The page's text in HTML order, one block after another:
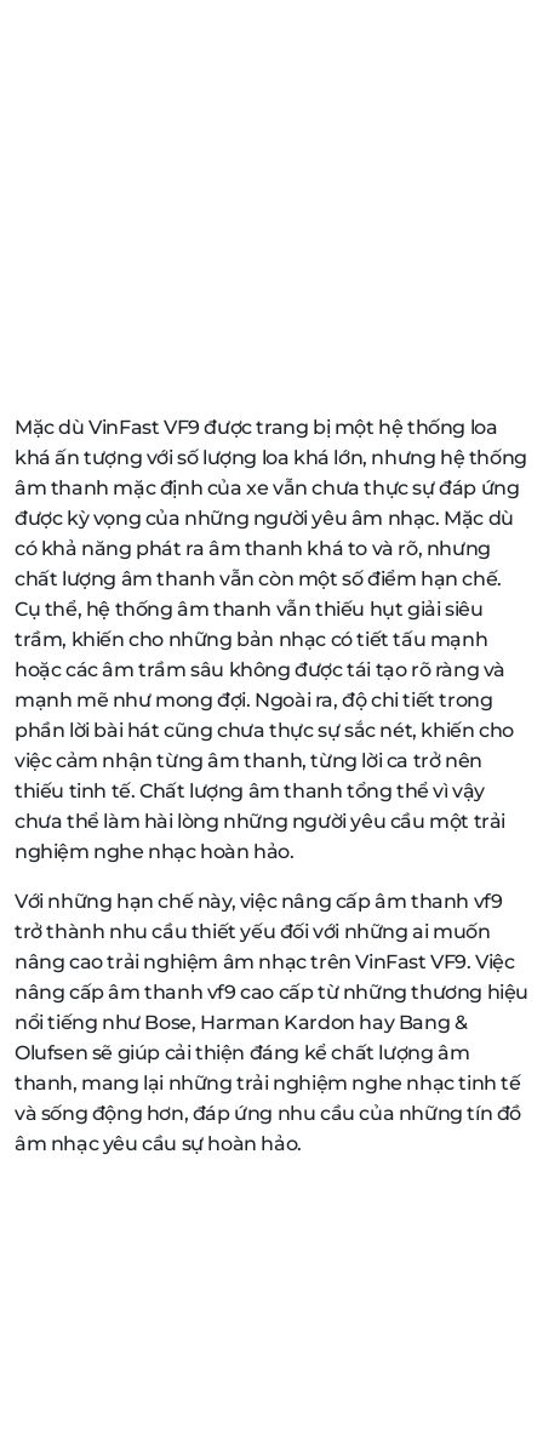
Mặc dù VinFast VF9 được trang bị một hệ thống loa
khá ấn tượng với số lượng loa khá lớn, nhưng hệ thống
âm thanh mặc định của xe vẫn chưa thực sự đáp ứng
được kỳ vọng của những người yêu âm nhạc. Mặc dù
có khả năng phát ra âm thanh khá to và rõ, nhưng
chất lượng âm thanh vẫn còn một số điểm hạn chế.
Cụ thể, hệ thống âm thanh vẫn thiếu hụt giải siêu
trầm, khiến cho những bản nhạc có tiết tấu mạnh
hoặc các âm trầm sâu không được tái tạo rõ ràng và
mạnh mẽ như mong đợi. Ngoài ra, độ chi tiết trong
phần lời bài hát cũng chưa thực sự sắc nét, khiến cho
việc cảm nhận từng âm thanh, từng lời ca trở nên
thiếu tinh tế. Chất lượng âm thanh tổng thể vì vậy
chưa thể làm hài lòng những người yêu cầu một trải
nghiệm nghe nhạc hoàn hảo.
Với những hạn chế này, việc nâng cấp âm thanh vf9
trở thành nhu cầu thiết yếu đối với những ai muốn
nâng cao trải nghiệm âm nhạc trên VinFast VF9. Việc
nâng cấp âm thanh vf9 cao cấp từ những thương hiệu
nổi tiếng như Bose, Harman Kardon hay Bang &
Olufsen sẽ giúp cải thiện đáng kể chất lượng âm
thanh, mang lại những trải nghiệm nghe nhạc tinh tế
và sống động hơn, đáp ứng nhu cầu của những tín đồ
âm nhạc yêu cầu sự hoàn hảo.